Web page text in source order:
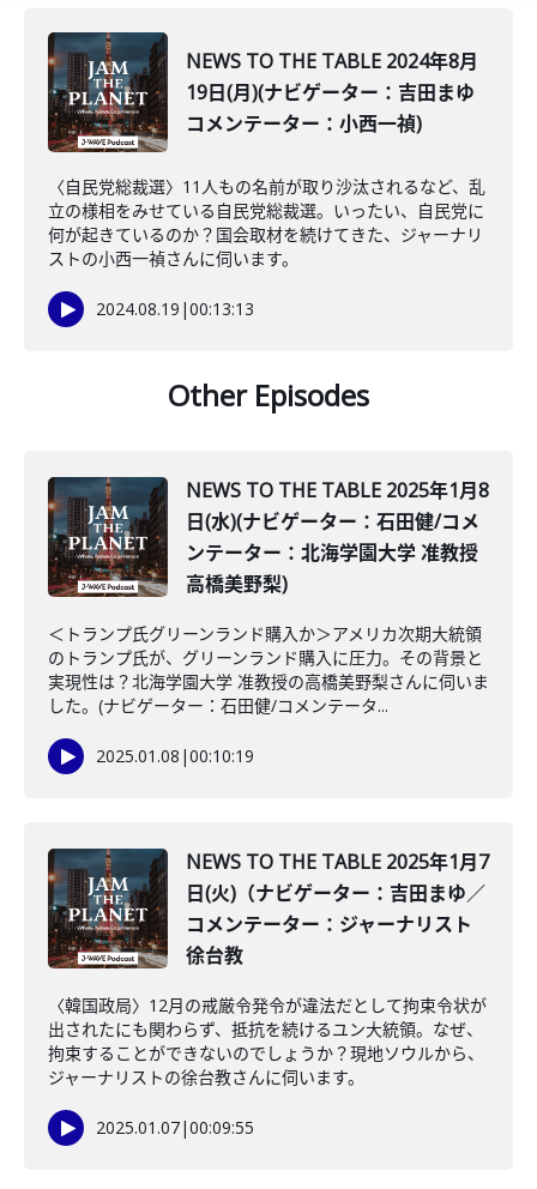
NEWS TO THE TABLE 2024年8月
19日(月)(ナビゲーター：吉田まゆ
コメンテーター：小西一禎)
〈自民党総裁選〉11人もの名前が取り沙汰されるなど、乱
立の様相をみせている自民党総裁選。いったい、自民党に
何が起きているのか？国会取材を続けてきた、ジャーナリ
ストの小西一禎さんに伺います。
2024.08.19 |00:13:13
Other Episodes
NEWS TO THE TABLE 2025年1月8
日(水)(ナビゲーター：石田健/コメ
ンテーター：北海学園大学 准教授
高橋美野梨)
＜トランプ氏グリーンランド購入か＞アメリカ次期大統領
のトランプ氏が、グリーンランド購入に圧力。その背景と
実現性は？北海学園大学 准教授の高橋美野梨さんに伺いま
した。(ナビゲーター：石田健/コメンテータ...
2025.01.08 |00:10:19
NEWS TO THE TABLE 2025年1月7
日(火)（ナビゲーター：吉田まゆ／
コメンテーター：ジャーナリスト
徐台教
〈韓国政局〉12月の戒厳令発令が違法だとして拘束令状が
出されたにも関わらず、抵抗を続けるユン大統領。なぜ、
拘束することができないのでしょうか？現地ソウルから、
ジャーナリストの徐台教さんに伺います。
2025.01.07|00:09:55